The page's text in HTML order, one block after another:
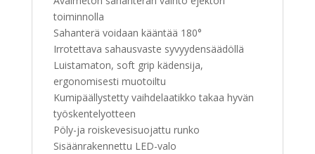
toiminnolla
Sahanterä voidaan kääntää 180°
Irrotettava sahausvaste syvyydensäädöllä
Luistamaton, soft grip kädensija,
ergonomisesti muotoiltu
Kumipäällystetty vaihdelaatikko takaa hyvän
työskentelyotteen
Pöly-ja roiskevesisuojattu runko
Sisäänrakennettu LED-valo